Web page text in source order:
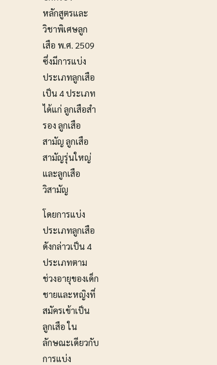
หลักสูตรและ
วิชาพิเศษลูก
เสือ พ.ศ. 2509
ซึ่งมีการแบ่ง
ประเภทลูกเสือ
เป็น 4 ประเภท
ได้แก่ ลูกเสือสํา
รอง ลูกเสือ
สามัญ ลูกเสือ
สามัญรุ่นใหญ่
และลูกเสือ
วิสามัญ
โดยการแบ่ง
ประเภทลูกเสือ
ดังกล่าวเป็น 4
ประเภทตาม
ช่วงอายุของเด็ก
ชายและหญิงที่
สมัครเข้าเป็น
ลูกเสือ ใน
ลักษณะเดียวกับ
การแบ่ง